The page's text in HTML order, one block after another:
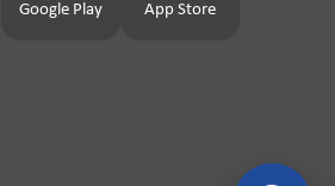
Google Play
App Store